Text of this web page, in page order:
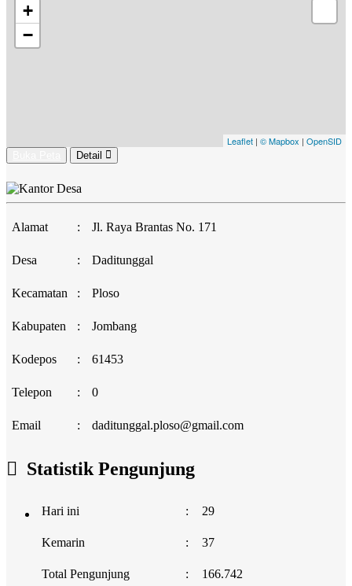
+
−
Leaflet | © Mapbox | OpenSID
Detail
Alamat : Jl. Raya Brantas No. 171
Desa : Daditunggal
Kecamatan : Ploso
Kabupaten : Jombang
Kodepos : 61453
Telepon : 0
Email : daditunggal.ploso@gmail.com
Statistik Pengunjung
Hari ini : 29
Kemarin : 37
Total Pengunjung : 166.742